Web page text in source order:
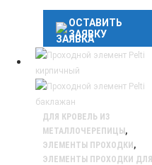
ОСТАВИТЬ
ЗАЯВКУ
ДЛЯ КРОВЕЛЬ ИЗ
МЕТАЛЛОЧЕРЕПИЦЫ ,
ЭЛЕМЕНТЫ ПРОХОДКИ ,
ЭЛЕМЕНТЫ ПРОХОДКИ ДЛЯ